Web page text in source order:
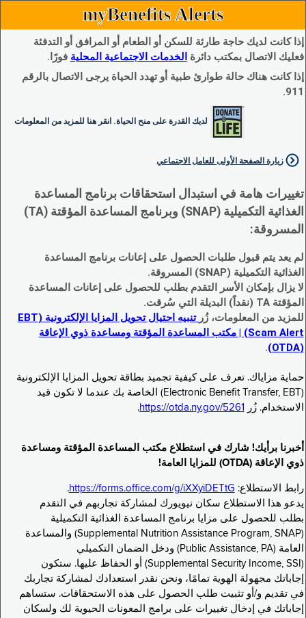
myBenefits Alerts
إذا كانت لديك حاجة طارئة للسكن أو الطعام أو المرافق أو التدفئة
فعليك الاتصال بمكتب دائرة الخدمات الاجتماعية المحلية فورًا.
إذا كانت هناك حالة طوارئ طبية أو تهدد الحياة يرجى الاتصال بالرقم
911.
لديك القدرة على منح الحياة. انقر هنا للمزيد من المعلومات
زيارة الصفحة الأولى للعامل الاجتماعي
تغييرات هامة في استبدال استحقاقات برنامج المساعدة
الغذائية التكميلية (SNAP) وبرنامج المساعدة المؤقتة (TA)
المسروقة:
لم يعد يتم قبول طلبات الحصول على إعانات برنامج المساعدة
الغذائية التكميلية (SNAP) المسروقة.
لا يزال بإمكان الأسر التقدم بطلب للحصول على إعانات المساعدة
المؤقتة TA (نقداً) البديلة التي سُرقت.
للمزيد من المعلومات، زُر
تنبيه احتيال تحويل المزايا الإلكترونية (EBT
Scam Alert) | مكتب المساعدة المؤقتة ومساعدة ذوي الإعاقة
(OTDA)
.
حماية مزاياك. تعرف على كيفية تجميد بطاقة تحويل المزايا الإلكترونية
(Electronic Benefit Transfer, EBT) الخاصة بك عندما لا تكون قيد
الاستخدام. زُر
https://otda.ny.gov/5261
.
أخبرنا برأيك! شارك في استطلاع مكتب المساعدة المؤقتة ومساعدة
ذوي الإعاقة (OTDA) للمزايا العامة!
رابط الاستطلاع: https://forms.office.com/g/iXXyiDETtG
.
يدعو هذا الاستطلاع سكان نيويورك لمشاركة تجاربهم في التقدم
بطلب للحصول على مزايا برنامج المساعدة الغذائية التكميلية
(Supplemental Nutrition Assistance Program, SNAP) والمساعدة
العامة (Public Assistance, PA) ودخل الضمان التكميلي
(Supplemental Security Income, SSI) أو الحفاظ عليها. ستكون
إجاباتك مجهولة الهوية تمامًا، ونحن نقدر استعدادك لمشاركة تجاربك
في تقديم و/أو تثبيت طلب الحصول على هذه الاستحقاقات. ستساهم
إجاباتك في إدخال تغييرات على برامج المعونات الحيوية لك ولسكان